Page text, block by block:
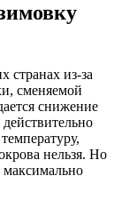
странах из-за
сменяемой
снижение
нельзя. Но